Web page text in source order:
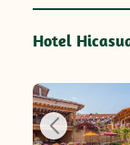
Hotel